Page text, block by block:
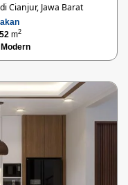
Cianjur, Jawa Barat
m2